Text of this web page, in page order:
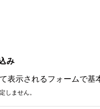
み
表示されるフォームで基
しません。